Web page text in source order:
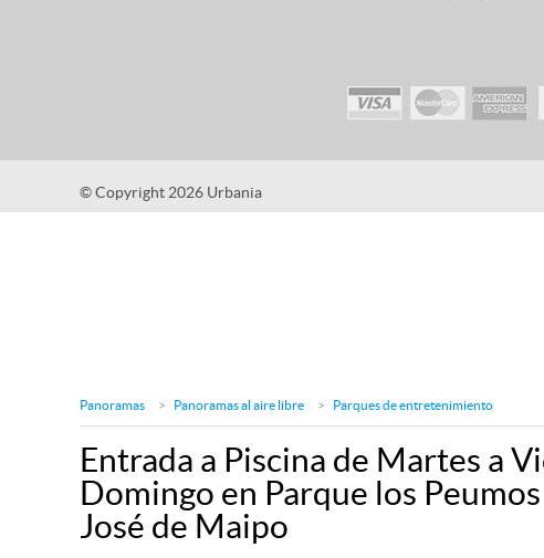
© Copyright 2026 Urbania
Panoramas Panoramas al aire libre Parques de entretenimiento
Entrada a Piscina de Martes a
Domingo en Parque los
José de Maipo